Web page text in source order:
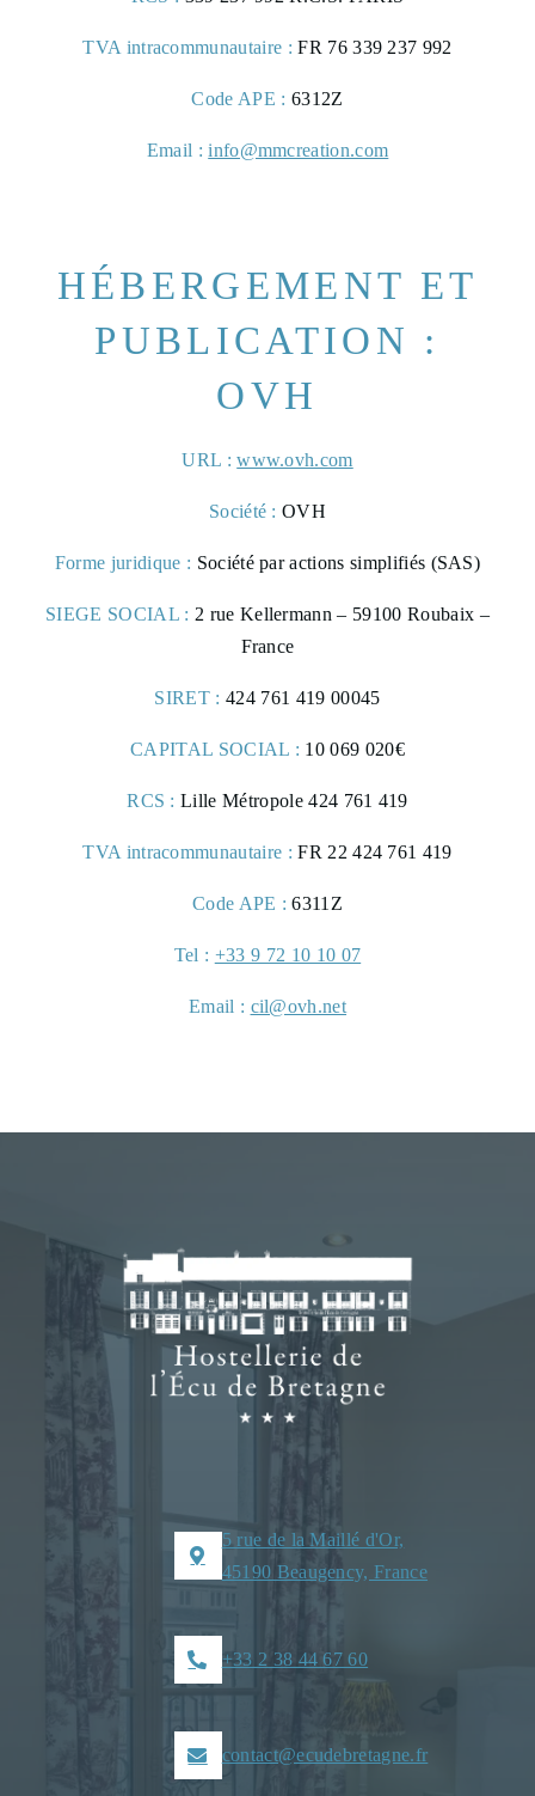
TVA intracommunautaire : FR 76 339 237 992
Code APE : 6312Z
Email : info@mmcreation.com
HÉBERGEMENT ET
PUBLICATION :
OVH
URL : www.ovh.com
Société : OVH
Forme juridique : Société par actions simplifiés (SAS)
SIEGE SOCIAL : 2 rue Kellermann – 59100 Roubaix –
France
SIRET : 424 761 419 00045
CAPITAL SOCIAL : 10 069 020€
RCS : Lille Métropole 424 761 419
TVA intracommunautaire : FR 22 424 761 419
Code APE : 6311Z
Tel : +33 9 72 10 10 07
Email : cil@ovh.net
5 rue de la Maillé d'Or,
45190 Beaugency, France
+33 2 38 44 67 60
contact@ecudebretagne.fr
CHAMBRES
GALERIE PHOTOS
5 rue de la Maillé d'Or,
45190 Beaugency, France